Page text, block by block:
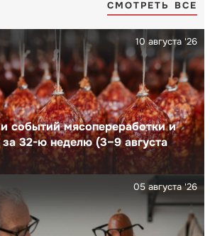
СМОТРЕТЬ ВСЕ
событий мясопереработки и
32-ю неделю (3–9 августа
10 августа '26
05 августа '26